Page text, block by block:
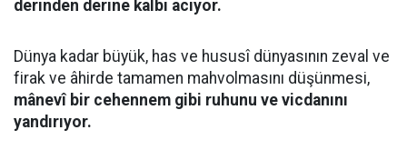
derinden derine kalbi acıyor.
Dünya kadar büyük, has ve hususî dünyasının zeval ve
firak ve âhirde tamamen mahvolmasını düşünmesi,
mânevî bir cehennem gibi ruhunu ve vicdanını
yandırıyor.